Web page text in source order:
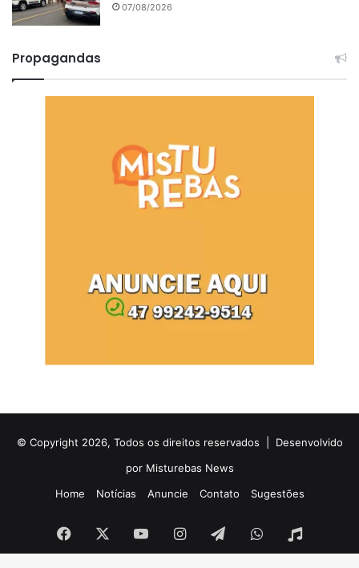
07/08/2026
Propagandas
© Copyright 2026, Todos os direitos reservados | Desenvolvido
por Misturebas News
Home
Notícias Anuncie Contato Sugestões
Facebook YouTubeInstagramTelegramWhatsApp